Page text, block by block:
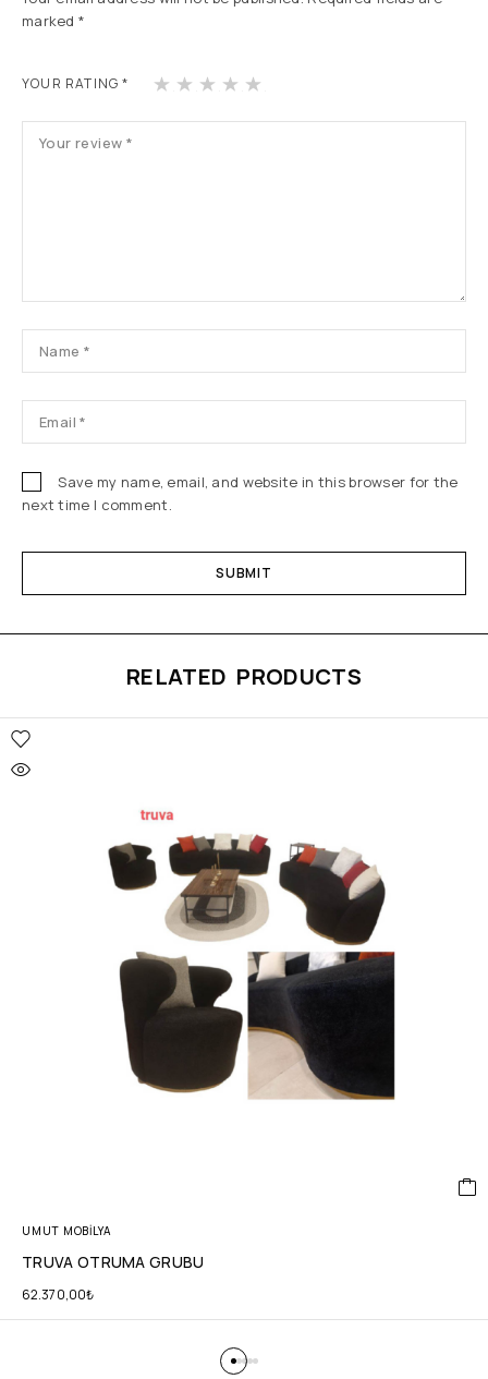
marked*
YOUR RATING* 1 2 3 4
Save my name, email, and website in this browser for the
next time I comment.
RELATED PRODUCTS
UMUT MOBİLYA
TRUVA OTRUMA GRUBU
62.370,00₺